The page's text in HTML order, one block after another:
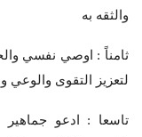
والثقه به
ثامناً : اوصي نفسي
لتعزيز التقوى والوعي
تاسعا : ادعو جماهير